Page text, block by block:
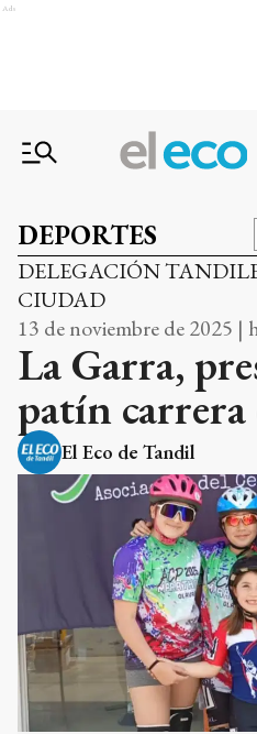
Ads
DEPORTES
DELEGACIÓN
CIUDAD
13 de noviembre de 2025 |
La Garra,
patín
El Eco de Tandil